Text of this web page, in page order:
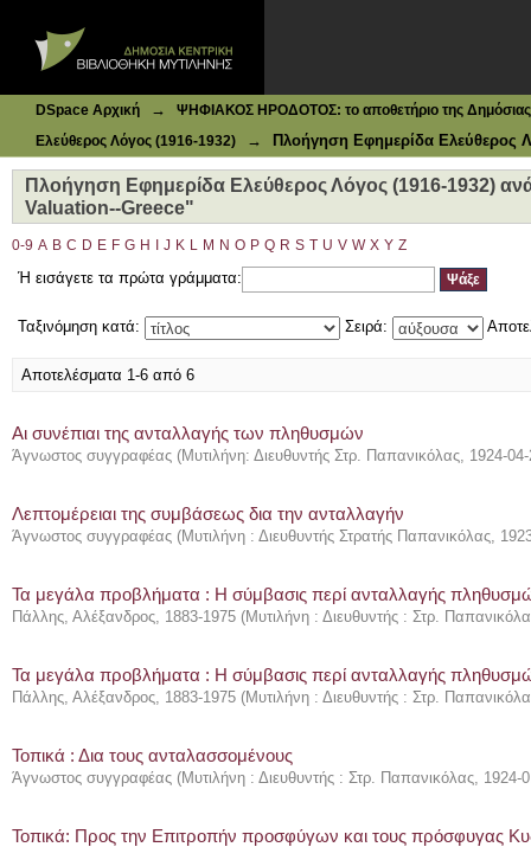
DSpace Αρχική →
ΨΗΦΙΑΚΟΣ ΗΡΟΔΟΤΟΣ: το αποθετήριο της Δημόσιας
Ελεύθερος Λόγος (1916-1932)
→ Πλοήγηση Εφημερίδα Ελεύθερος
Πλοήγηση Εφημερίδα Ελεύθερος Λόγος (1916-1932)
Valuation--Greece"
0-9 A B C D E F G H J K L M N O P Q R S T U V W X Y Z
Ή εισάγετε τα πρώτα γράμματα:
Ταξινόμηση κατά: Σειρά:
Αποτελέσματα 1-6 από 6
Αι συνέπιαι της ανταλλαγής των πληθυσμών
Άγνωστος συγγραφέας (Μυτιλήνη: Διευθυντής Στρ. Παπανικόλας, 1924-
Λεπτομέρειαι της συμβάσεως δια την ανταλλαγήν
Άγνωστος συγγραφέας (Μυτιλήνη : Διευθυντής Στρατής Παπανικόλας,
Τα μεγάλα προβλήματα : Η σύμβασις περί ανταλλαγής
Πάλλης, Αλέξανδρος, 1883-1975 (Μυτιλήνη : Διευθυντής : Στρ.
Τα μεγάλα προβλήματα : Η σύμβασις περί ανταλλαγής
Πάλλης, Αλέξανδρος, 1883-1975 (Μυτιλήνη : Διευθυντής : Στρ.
Τοπικά : Δια τους ανταλασσομένους
Άγνωστος συγγραφέας (Μυτιλήνη : Διευθυντής : Στρ. Παπανικόλας, 1924-
Τοπικά: Προς την Επιτροπήν προσφύγων και τους πρόσφυγας